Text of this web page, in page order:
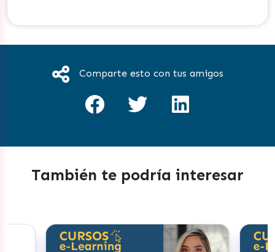
Comparte esto con tus amigos
También te podría interesar